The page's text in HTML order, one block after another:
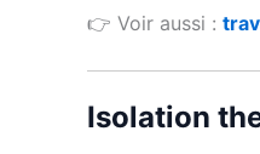
👉 Voir aussi :
Isolation